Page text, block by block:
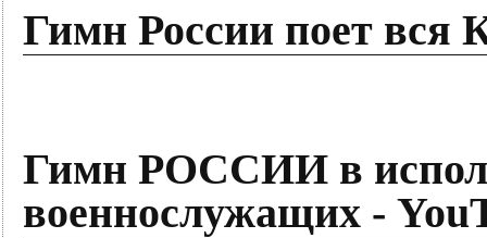
Гимн России поет вся
Гимн РОССИИ в
военнослужащих -